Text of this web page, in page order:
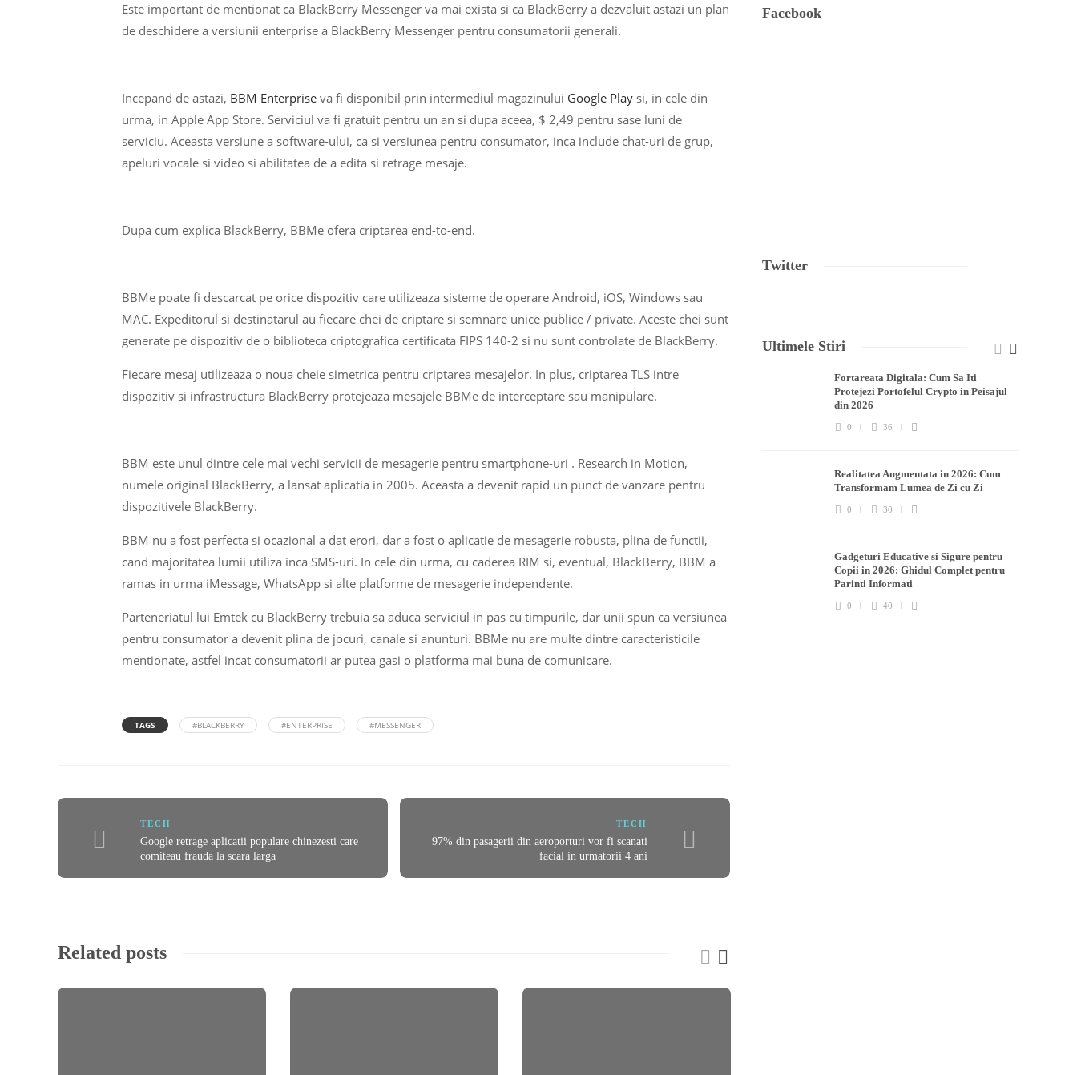
Este important de mentionat ca BlackBerry Messenger va mai exista si ca BlackBerry a dezvaluit astazi un plan
de deschidere a versiunii enterprise a BlackBerry Messenger pentru consumatorii generali.
Incepand de astazi, BBM Enterprise va fi disponibil prin intermediul magazinului Google Play si, in cele din
urma, in Apple App Store. Serviciul va fi gratuit pentru un an si dupa aceea, $ 2,49 pentru sase luni de
serviciu. Aceasta versiune a software-ului, ca si versiunea pentru consumator, inca include chat-uri de grup,
apeluri vocale si video si abilitatea de a edita si retrage mesaje.
Dupa cum explica BlackBerry, BBMe ofera criptarea end-to-end.
BBMe poate fi descarcat pe orice dispozitiv care utilizeaza sisteme de operare Android, iOS, Windows sau
MAC. Expeditorul si destinatarul au fiecare chei de criptare si semnare unice publice / private. Aceste chei sunt
generate pe dispozitiv de o biblioteca criptografica certificata FIPS 140-2 si nu sunt controlate de BlackBerry.
Fiecare mesaj utilizeaza o noua cheie simetrica pentru criptarea mesajelor. In plus, criptarea TLS intre
dispozitiv si infrastructura BlackBerry protejeaza mesajele BBMe de interceptare sau manipulare.
BBM este unul dintre cele mai vechi servicii de mesagerie pentru smartphone-uri . Research in Motion,
numele original BlackBerry, a lansat aplicatia in 2005. Aceasta a devenit rapid un punct de vanzare pentru
dispozitivele BlackBerry.
BBM nu a fost perfecta si ocazional a dat erori, dar a fost o aplicatie de mesagerie robusta, plina de functii,
cand majoritatea lumii utiliza inca SMS-uri. In cele din urma, cu caderea RIM si, eventual, BlackBerry, BBM a
ramas in urma iMessage, WhatsApp si alte platforme de mesagerie independente.
Parteneriatul lui Emtek cu BlackBerry trebuia sa aduca serviciul in pas cu timpurile, dar unii spun ca versiunea
pentru consumator a devenit plina de jocuri, canale si anunturi. BBMe nu are multe dintre caracteristicile
mentionate, astfel incat consumatorii ar putea gasi o platforma mai buna de comunicare.
TAGS #BLACKBERRY #ENTERPRISE #MESSENGER
TECH
Google retrage aplicatii populare chinezesti care
comiteau frauda la scara larga
TECH
97% din pasagerii din aeroporturi vor fi scanati
facial in urmatorii 4 ani
Related posts
Facebook
Twitter
Ultimele Stiri
Fortareata Digitala: Cum Sa Iti
Protejezi Portofelul Crypto in Peisajul
din 2026
0 36
Realitatea Augmentata in 2026: Cum
Transformam Lumea de Zi cu Zi
0 30
Gadgeturi Educative si Sigure pentru
Copii in 2026: Ghidul Complet pentru
Parinti Informati
0 40